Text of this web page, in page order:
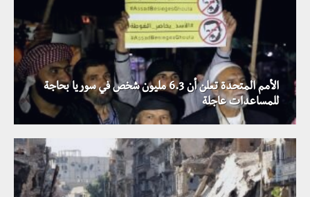
الأمم المتحدة تعلن أن 6.3 مليون شخص في سوريا بحاجة
للمساعدات عاجلة